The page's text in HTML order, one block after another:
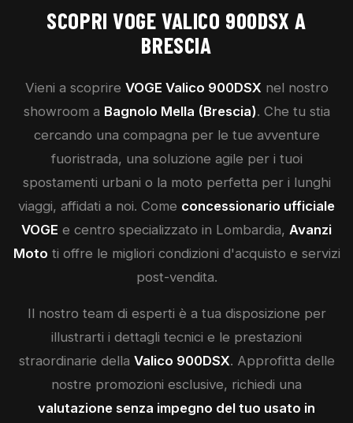
SCOPRIVOGE VALICO 900DSX A
BRESCIA
Vieni a scoprire VOGE Valico 900DSX nel nostro
showroom a Bagnolo Mella (Brescia). Che tu stia
cercando una compagna per le tue avventure
fuoristrada, una soluzione agile per i tuoi
spostamenti urbani o la moto perfetta per i lunghi
viaggi, affidati a noi. Come concessionario ufficiale
VOGE e centro specializzato in Lombardia, Avanzi
Moto ti offre le migliori condizioni d'acquisto e servizi
post-vendita.
Il nostro team di esperti è a tua disposizione per
illustrarti i dettagli tecnici e le prestazioni
straordinarie della Valico 900DSX. Approfitta delle
nostre promozioni esclusive, richiedi una
valutazione senza impegno del tuo usato in